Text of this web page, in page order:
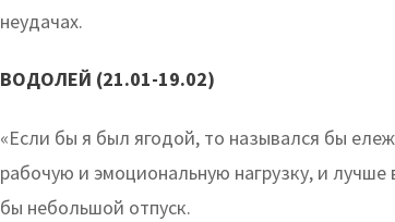
неудачах.
ВОДОЛЕЙ (21.01-19.02)
«Если бы я был ягодой, то назывался бы
рабочую и эмоциональную нагрузку, и лучше
бы небольшой отпуск.